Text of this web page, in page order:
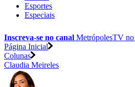
Esportes
Especiais
Inscreva-se no canal MetrópolesTV no
Página Inicial
Colunas
Claudia Meireles